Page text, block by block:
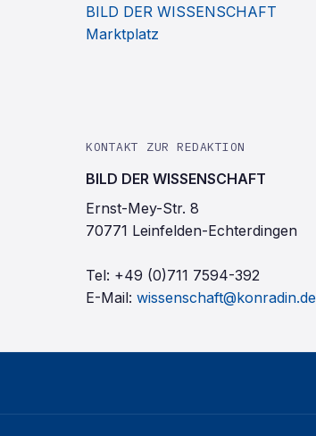
BILD DER WISSENSCHAFT
Marktplatz
KONTAKT ZUR REDAKTION
BILD DER WISSENSCHAFT
Ernst-Mey-Str. 8
70771 Leinfelden-Echterdingen
Tel: +49 (0)711 7594-392
E-Mail: wissenschaft@konradin.de